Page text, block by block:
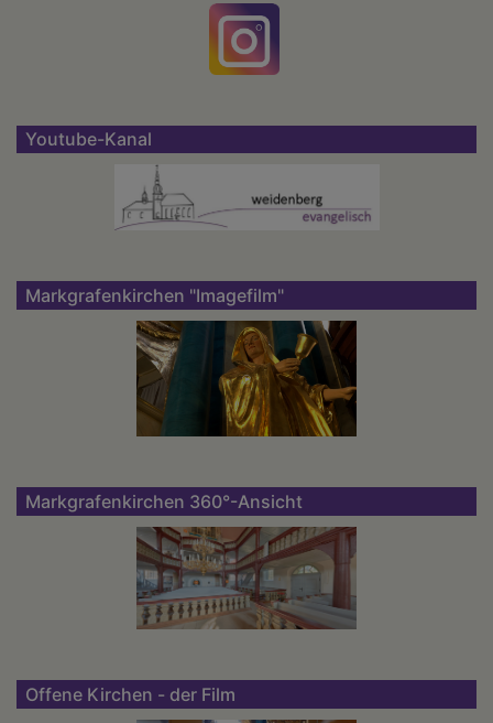
Youtube-Kanal
Markgrafenkirchen "Imagefilm"
Markgrafenkirchen 360°-Ansicht
Offene Kirchen - der Film